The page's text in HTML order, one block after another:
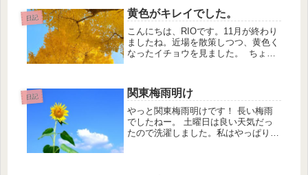
い・・・。もうほんとに。咳はしんど
いですねー。体力が消耗するのと集中
力も削...
日記 黄色がキレイでした。
こんにちは、RIOです。11月が終わり
ましたね。近場を散策しつつ、黄色く
なったイチョウを見ました。 ちょう
て写真を撮ってる人がたくさんいまし
た。でも、混んでなくて自由に歩...
日記 関東梅雨明け
やっと関東梅雨明けです！ 長い梅雨
でしたねー。 土曜日は良い天気だっ
たので洗濯しました。私はやっぱり外